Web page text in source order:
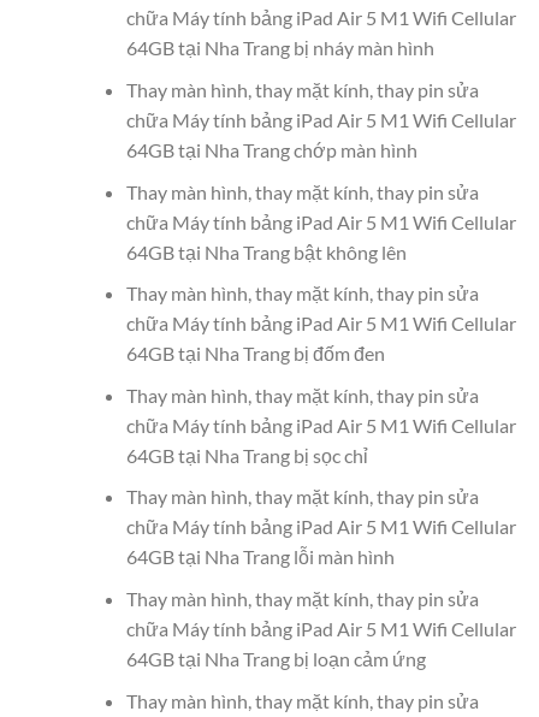
chữa Máy tính bảng iPad Air 5 M1 Wifi Cellular
64GB tại Nha Trang bị nháy màn hình
Thay màn hình, thay mặt kính, thay pin sửa
chữa Máy tính bảng iPad Air 5 M1 Wifi Cellular
64GB tại Nha Trang chớp màn hình
Thay màn hình, thay mặt kính, thay pin sửa
chữa Máy tính bảng iPad Air 5 M1 Wifi Cellular
64GB tại Nha Trang bật không lên
Thay màn hình, thay mặt kính, thay pin sửa
chữa Máy tính bảng iPad Air 5 M1 Wifi Cellular
64GB tại Nha Trang bị đốm đen
Thay màn hình, thay mặt kính, thay pin sửa
chữa Máy tính bảng iPad Air 5 M1 Wifi Cellular
64GB tại Nha Trang bị sọc chỉ
Thay màn hình, thay mặt kính, thay pin sửa
chữa Máy tính bảng iPad Air 5 M1 Wifi Cellular
64GB tại Nha Trang lỗi màn hình
Thay màn hình, thay mặt kính, thay pin sửa
chữa Máy tính bảng iPad Air 5 M1 Wifi Cellular
64GB tại Nha Trang bị loạn cảm ứng
Thay màn hình, thay mặt kính, thay pin sửa